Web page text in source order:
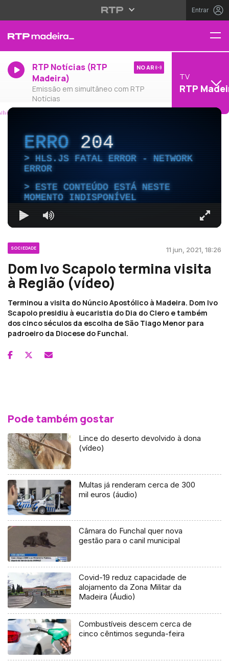
Entrar
RTP Notícias (RTP
Madeira)
Emissão em simultâneo com RTP
Notícias
NO AR
TV
RTP
ERRO204
HLS.JS FATAL ERROR - NETWORK
ERROR
ESTE CONTEÚDO ESTÁ NESTE
MOMENTO INDISPONÍVEL
SOCIEDADE 11 jun, 2021, 18:26
Dom Ivo Scapolo termina visita
à Região (vídeo)
Terminou a visita do Núncio Apostólico à Madeira. Dom Ivo
Scapolo presidiu à eucaristia do Dia do Clero e também
dos cinco séculos da escolha de São Tiago Menor para
padroeiro da Diocese do Funchal.
Pode também gostar
Lince do deserto devolvido à dona
(vídeo)
Multas já renderam cerca de 300
mil euros (áudio)
Câmara do Funchal quer nova
gestão para o canil municipal
Covid-19 reduz capacidade de
alojamento da Zona Militar da
Madeira (Áudio)
Combustíveis descem cerca de
cinco cêntimos segunda-feira